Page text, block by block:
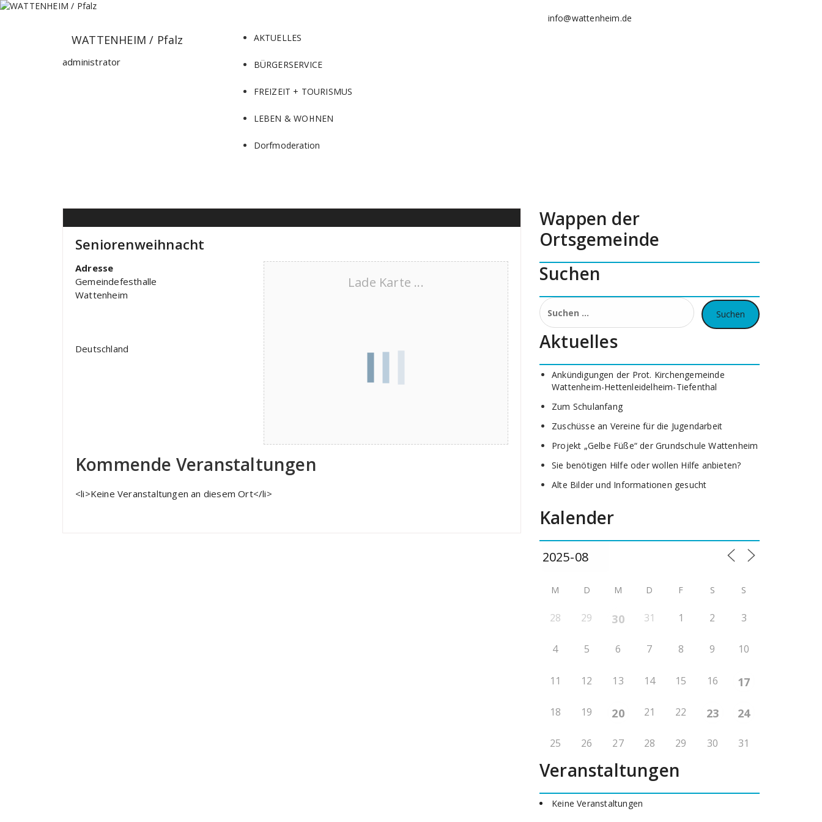
Zum
info@wattenheim.de
WATTENHEIM / Pfalz
administrator
AKTUELLES
BÜRGERSERVICE
FREIZEIT + TOURISMUS
LEBEN & WOHNEN
Dorfmoderation
Seniorenweihnacht
Lade Karte ...
Adresse
Gemeindefesthalle
Wattenheim
Deutschland
Kommende Veranstaltungen
<li>Keine Veranstaltungen an diesem Ort</li>
Wappen der
Ortsgemeinde
Suchen
Suchen
nach:
Aktuelles
Ankündigungen der Prot. Kirchengemeinde
Wattenheim-Hettenleidelheim-Tiefenthal
Zum Schulanfang
Zuschüsse an Vereine für die Jugendarbeit
Projekt „Gelbe Füße“ der Grundschule Wattenheim
Sie benötigen Hilfe oder wollen Hilfe anbieten?
Alte Bilder und Informationen gesucht
Kalender
M D M D F S S
28 29 30 31 1 2 3
4 5 6 7 8 9 10
11 12 13 14 15 16 17
18 19 20 21 22 23 24
25 26 27 28 29 30 31
Veranstaltungen
Keine Veranstaltungen